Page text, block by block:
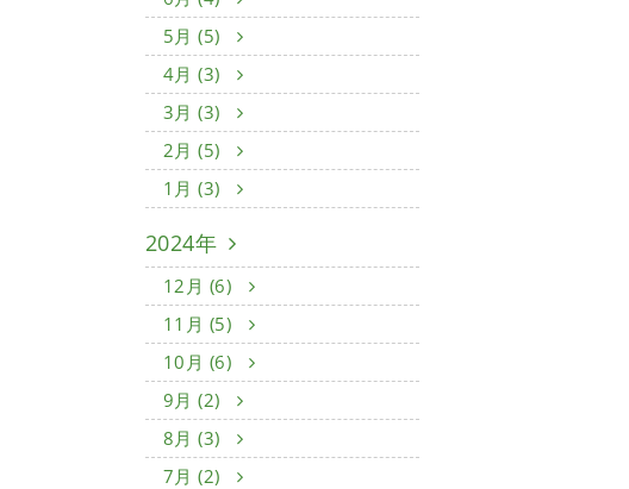
5月 (5)
4月 (3)
3月 (3)
2月 (5)
1月 (3)
2024年
12月 (6)
11月 (5)
10月 (6)
9月 (2)
8月 (3)
7月 (2)